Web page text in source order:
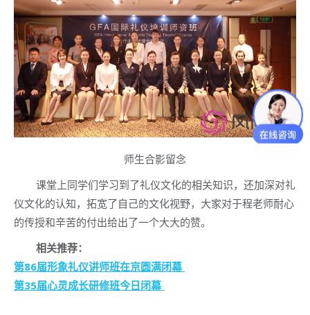
师生合影留念
课堂上同学们学习到了礼仪文化的相关知识，还加深对礼
仪文化的认知，拓宽了自己的文化视野，大家对于程老师耐心
的传授和辛苦的付出给出了一个大大的赞。
相关推荐：
第86届形象礼仪讲师班在京圆满闭幕
第35届心灵成长研修班今日闭幕